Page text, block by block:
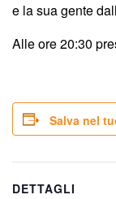
e la sua gente
Alle ore 20:30
Salva nel
DETTAGLI